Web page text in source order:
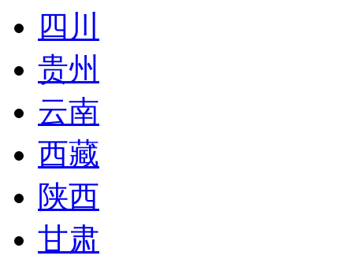
四川
贵州
云南
西藏
陕西
甘肃